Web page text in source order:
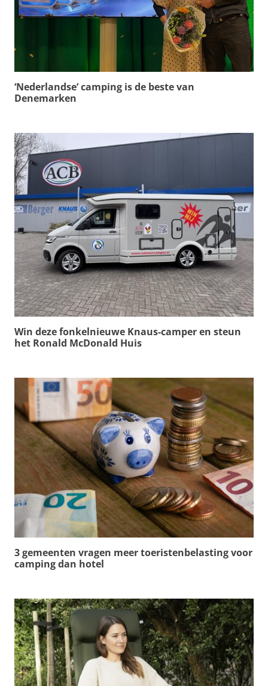
‘Nederlandse’ camping is de beste van
Denemarken
Win deze fonkelnieuwe Knaus-camper en steun
het Ronald McDonald Huis
3 gemeenten vragen meer toeristenbelasting voor
camping dan hotel